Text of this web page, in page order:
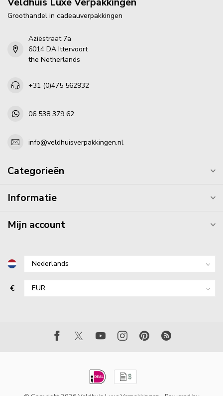
Groothandel in cadeauverpakkingen
Aziëstraat 7a
6014 DA Ittervoort
the Netherlands
+31 (0)475 562932
06 538 379 62
info@veldhuisverpakkingen.nl
Categorieën
Informatie
Mijn account
€